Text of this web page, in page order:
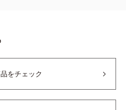
をチェック